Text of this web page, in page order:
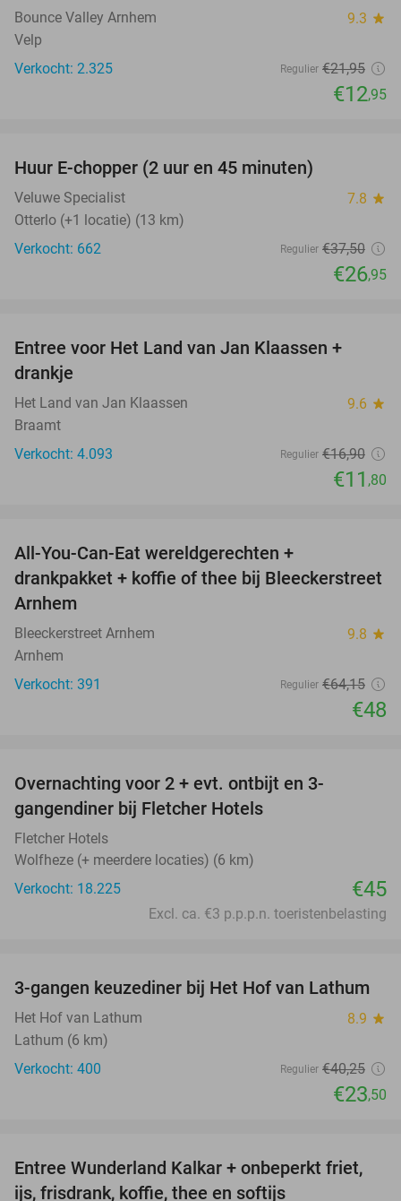
Bounce Valley Arnhem 9.3 star
Velp
Verkocht: 2.325
Regulier €21,95
€12,95
Huur E-chopper (2 uur en 45 minuten)
Veluwe Specialist 7.8 star
Otterlo (+1 locatie) (13 km)
Verkocht: 662
Regulier €37,50
€26,95
Entree voor Het Land van Jan Klaassen +
drankje
Het Land van Jan Klaassen 9.6 star
Braamt
Verkocht: 4.093
Regulier €16,90
€11 ,80
All-You-Can-Eat wereldgerechten +
drankpakket + koffie of thee bij Bleeckerstreet
Arnhem
Bleeckerstreet Arnhem 9.8 star
Arnhem
Verkocht: 391
Regulier €64,15
€48
Overnachting voor 2 + evt. ontbijt en 3-
gangendiner bij Fletcher Hotels
Fletcher Hotels
Wolfheze (+ meerdere locaties) (6 km)
Verkocht: 18.225
€45
Excl. ca. €3 p.p.p.n. toeristenbelasting
42%
3-gangen keuzediner bij Het Hof van Lathum
Het Hof van Lathum 8.9 star
Lathum (6 km)
Verkocht: 400
Regulier €40,25
€23,50
32%
Entree Wunderland Kalkar + onbeperkt friet,
ijs, frisdrank, koffie, thee en softijs